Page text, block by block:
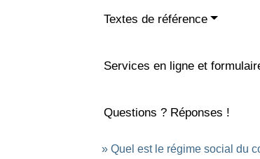
Textes de référence
Services en ligne et
Questions ? Réponses !
Quel est le régime social du